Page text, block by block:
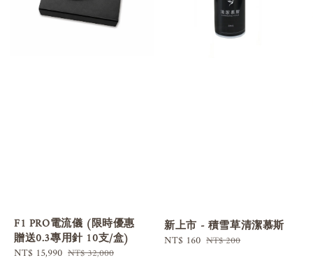
F1 PRO電流儀 (限時優惠
贈送0.3專用針 10支/盒)
Sale
NT$ 15,990 Regular
NT$ 32,000
新上市 - 積雪草清潔慕斯
Sale
NT$ 160 Regular
NT$ 200